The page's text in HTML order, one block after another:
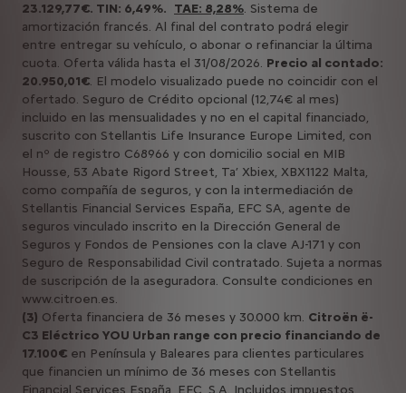
23.129,77€. TIN: 6,49%. TAE: 8,28%. Sistema de
amortización francés. Al final del contrato podrá elegir
entre entregar su vehículo, o abonar o refinanciar la última
cuota. Oferta válida hasta el 31/08/2026. Precio al contado:
20.950,01€. El modelo visualizado puede no coincidir con el
ofertado. Seguro de Crédito opcional (12,74€ al mes)
incluido en las mensualidades y no en el capital financiado,
suscrito con Stellantis Life Insurance Europe Limited, con
el nº de registro C68966 y con domicilio social en MIB
Housse, 53 Abate Rigord Street, Ta’ Xbiex, XBX1122 Malta,
como compañía de seguros, y con la intermediación de
Stellantis Financial Services España, EFC SA, agente de
seguros vinculado inscrito en la Dirección General de
Seguros y Fondos de Pensiones con la clave AJ-171 y con
Seguro de Responsabilidad Civil contratado. Sujeta a normas
de suscripción de la aseguradora. Consulte condiciones en
www.citroen.es.
(3) Oferta financiera de 36 meses y 30.000 km. Citroën ë-
C3 Eléctrico YOU Urban range con precio financiando de
17.100€ en Península y Baleares para clientes particulares
que financien un mínimo de 36 meses con Stellantis